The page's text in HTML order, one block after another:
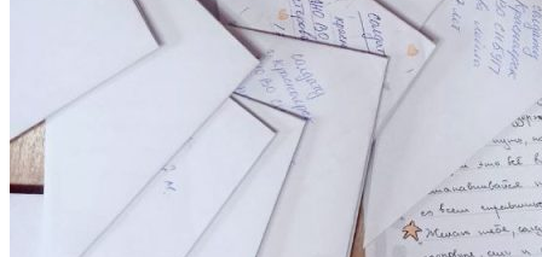
Расписание вступительных испытаний
Сроки зачисления
Сроки подачи документов
Программы вступительных испытаний
Основные сведения о ЕГЭ
Перечень необходимых документов